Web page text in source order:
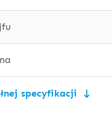
specyfikacji